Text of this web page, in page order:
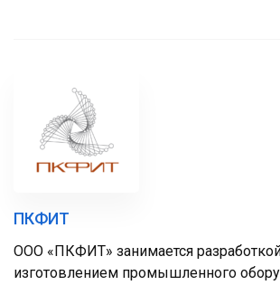
ПКФИТ
ООО «ПКФИТ» занимается
изготовлением промышленного